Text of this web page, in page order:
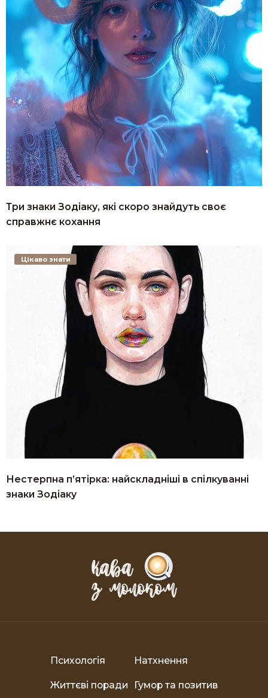
Три знаки Зодіаку, які скоро знайдуть своє
справжнє кохання
Нестерпна п’ятірка: найскладніші в спілкуванні
знаки Зодіаку
Цікаво знати
Психологія Натхнення
Життєві поради Гумор та позитив